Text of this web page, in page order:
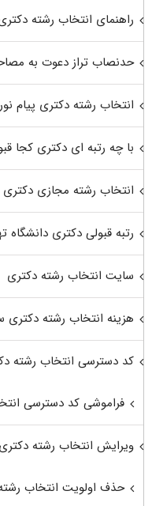
راهنمای انتخاب رشته
حدنصاب تراز دعوت به
انتخاب رشته دکتری پیام نور
با چه رتبه ای دکتری کجا
انتخاب رشته مجازی دکتری
رتبه قبولی دکتری دانشگاه
سایت انتخاب رشته دکتری
هزینه انتخاب رشته دکتری
کد دسترسی انتخاب رشته
فراموشی کد دسترسی
ویرایش انتخاب رشته دکتری
حذف اولویت انتخاب